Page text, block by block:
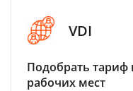
VDI
Подобрать тариф
рабочих мест